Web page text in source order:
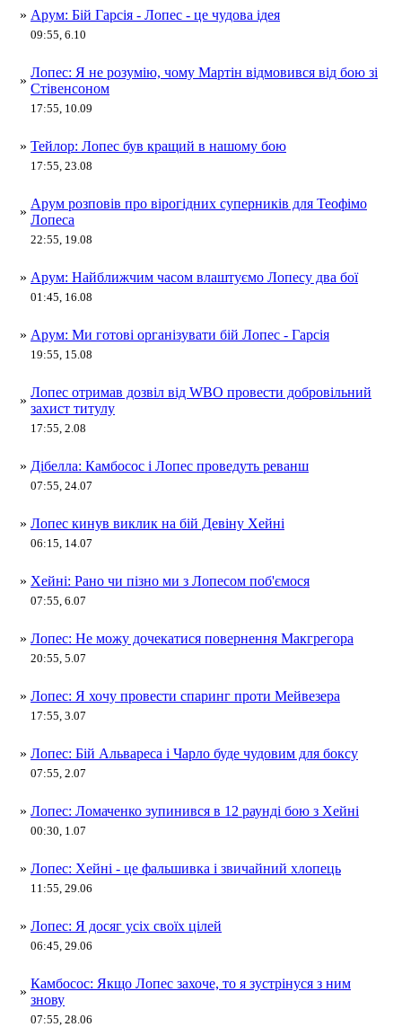
» Арум: Бій Гарсія - Лопес - це чудова ідея
09:55, 6.10
»
Лопес: Я не розумію, чому Мартін відмовився від бою зі
Стівенсоном
17:55, 10.09
» Тейлор: Лопес був кращий в нашому бою
17:55, 23.08
»
Арум розповів про вірогідних суперників для Теофімо
Лопеса
22:55, 19.08
» Арум: Найближчим часом влаштуємо Лопесу два бої
01:45, 16.08
» Арум: Ми готові організувати бій Лопес - Гарсія
19:55, 15.08
»
Лопес отримав дозвіл від WBO провести добровільний
захист титулу
17:55, 2.08
» Дібелла: Камбосос і Лопес проведуть реванш
07:55, 24.07
» Лопес кинув виклик на бій Девіну Хейні
06:15, 14.07
» Хейні: Рано чи пізно ми з Лопесом поб'ємося
07:55, 6.07
» Лопес: Не можу дочекатися повернення Макгрегора
20:55, 5.07
» Лопес: Я хочу провести спаринг проти Мейвезера
17:55, 3.07
» Лопес: Бій Альвареса і Чарло буде чудовим для боксу
07:55, 2.07
» Лопес: Ломаченко зупинився в 12 раунді бою з Хейні
00:30, 1.07
» Лопес: Хейні - це фальшивка і звичайний хлопець
11:55, 29.06
» Лопес: Я досяг усіх своїх цілей
06:45, 29.06
»
Камбосос: Якщо Лопес захоче, то я зустрінуся з ним
знову
07:55, 28.06